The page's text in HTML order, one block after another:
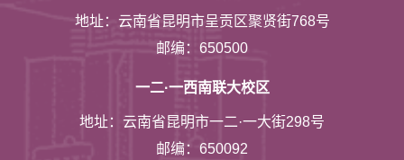
地址：云南省昆明市呈贡区聚贤街768号
邮编：650500
一二·一西南联大校区
地址：云南省昆明市一二·一大街298号
邮编：650092